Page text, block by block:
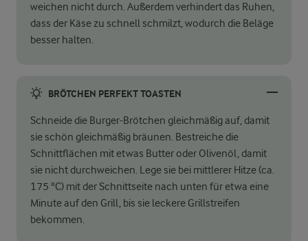
weichen nicht durch. Außerdem verhindert das Ruhen,
dass der Käse zu schnell schmilzt, wodurch die Beläge
besser halten.
BRÖTCHEN PERFEKT TOASTEN
Schneide die Burger-Brötchen gleichmäßig auf, damit
sie schön gleichmäßig bräunen. Bestreiche die
Schnittflächen mit etwas Butter oder Olivenöl, damit
sie nicht durchweichen. Lege sie bei mittlerer Hitze (ca.
175 °C) mit der Schnittseite nach unten für etwa eine
Minute auf den Grill, bis sie leckere Grillstreifen
bekommen.